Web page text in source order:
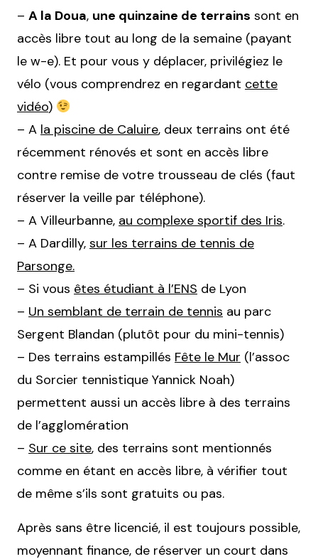
– A la Doua, une quinzaine de terrains sont en
accès libre tout au long de la semaine (payant
le w-e). Et pour vous y déplacer, privilégiez le
vélo (vous comprendrez en regardant cette
vidéo)
– A la piscine de Caluire, deux terrains ont été
récemment rénovés et sont en accès libre
contre remise de votre trousseau de clés (faut
réserver la veille par téléphone).
– A Villeurbanne, au complexe sportif des Iris.
– A Dardilly, sur les terrains de tennis de
Parsonge.
– Si vous êtes étudiant à l’ENS de Lyon
– Un semblant de terrain de tennis au parc
Sergent Blandan (plutôt pour du mini-tennis)
– Des terrains estampillés Fête le Mur (l’assoc
du Sorcier tennistique Yannick Noah)
permettent aussi un accès libre à des terrains
de l’agglomération
– Sur ce site, des terrains sont mentionnés
comme en étant en accès libre, à vérifier tout
de même s’ils sont gratuits ou pas.
Après sans être licencié, il est toujours possible,
moyennant finance, de réserver un court dans